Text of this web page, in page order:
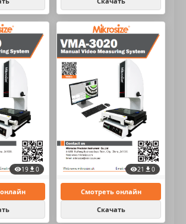
19 0 21 0
Смотреть онлайн
Скачать